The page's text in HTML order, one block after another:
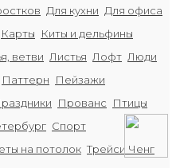
Для кухни Для офиса
Карты
Киты и дельфины
ветви Листья Лофт Люди
Паттерн
Пейзажи
Прованс
Птицы
Спорт
на потолок Трейси Ченг